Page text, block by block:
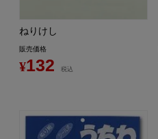
ねりけし
販売価格
¥132 税込